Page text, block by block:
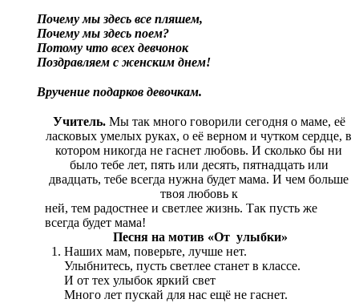
Почему мы здесь все пляшем,
Почему мы здесь поем?
Потому что всех девчонок
Поздравляем с женским днем!
Вручение подарков девочкам.
Учитель.Мы так много говорили сегодня о маме, её
ласковых умелых руках, о её верном и чутком сердце, в
котором никогда не гаснет любовь. И сколько бы ни
было тебе лет, пять или десять, пятнадцать или
двадцать, тебе всегда нужна будет мама. И чем больше
твоя любовь к
ней, тем радостнее и светлее жизнь. Так пусть же
всегда будет мама!
Песня на мотив «От улыбки»
Наших мам, поверьте, лучше нет.
Улыбнитесь, пусть светлее станет в классе.
И от тех улыбок яркий свет
Много лет пускай для нас ещё не гаснет.